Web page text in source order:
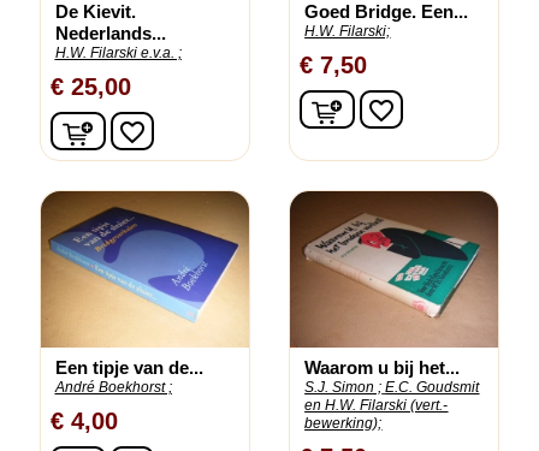
De Kievit.
Nederlands...
H.W. Filarski e.v.a. ;
€ 25,00
In winkelwagen
favorite_border
Goed Bridge. Een...
H.W. Filarski;
€ 7,50
In winkelwagen
favorite_border
Een tipje van de...
André Boekhorst ;
€ 4,00
Waarom u bij het...
S.J. Simon ; E.C. Goudsmit
en H.W. Filarski (vert.-
bewerking);